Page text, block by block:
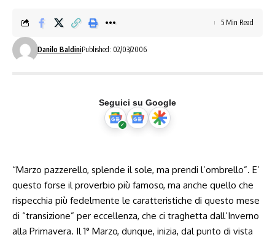
Danilo BaldiniPublished: 02/03/2006
5 Min Read
Seguici su Google
“Marzo pazzerello, splende il sole, ma prendi l’ombrello”. E’
questo forse il proverbio più famoso, ma anche quello che
rispecchia più fedelmente le caratteristiche di questo mese
di “transizione” per eccellenza, che ci traghetta dall’Inverno
alla Primavera. Il 1° Marzo, dunque, inizia, dal punto di vista